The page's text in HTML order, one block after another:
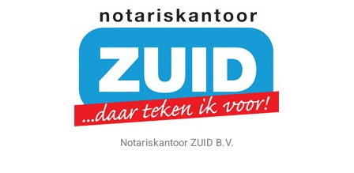
Notariskantoor ZUID B.V.